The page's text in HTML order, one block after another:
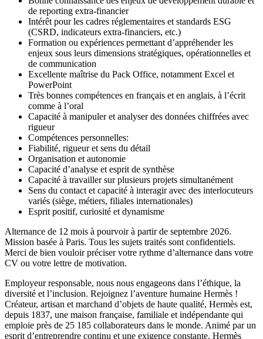
de reporting extra-financier
Intérêt pour les cadres réglementaires et standards ESG
(CSRD, indicateurs extra-financiers, etc.)
Formation ou expériences permettant d’appréhender les
enjeux sous leurs dimensions stratégiques, opérationnelles et
de communication
Excellente maîtrise du Pack Office, notamment Excel et
PowerPoint
Très bonnes compétences en français et en anglais, à l’écrit
comme à l’oral
Capacité à manipuler et analyser des données chiffrées avec
rigueur
Compétences personnelles:
Fiabilité, rigueur et sens du détail
Organisation et autonomie
Capacité d’analyse et esprit de synthèse
Capacité à travailler sur plusieurs projets simultanément
Sens du contact et capacité à interagir avec des interlocuteurs
variés (siège, métiers, filiales internationales)
Esprit positif, curiosité et dynamisme
Alternance de 12 mois à pourvoir à partir de septembre 2026.
Mission basée à Paris. Tous les sujets traités sont confidentiels.
Merci de bien vouloir préciser votre rythme d’alternance dans votre
CV ou votre lettre de motivation.
Employeur responsable, nous nous engageons dans l’éthique, la
diversité et l’inclusion. Rejoignez l’aventure humaine Hermès !
Créateur, artisan et marchand d’objets de haute qualité, Hermès est,
depuis 1837, une maison française, familiale et indépendante qui
emploie près de 25 185 collaborateurs dans le monde. Animé par un
esprit d’entreprendre continu et une exigence constante, Hermès